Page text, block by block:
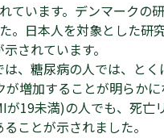
ています。デンマークの
。日本人を対象とした研
されています。
、糖尿病の人では、と
増加することが明らか
19未満)の人でも、死亡
ことが示されました。